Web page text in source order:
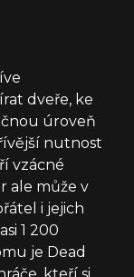
dveře, ke
úroveň
nutnost
vzácné
ale může v
i jejich
1 200
je Dead